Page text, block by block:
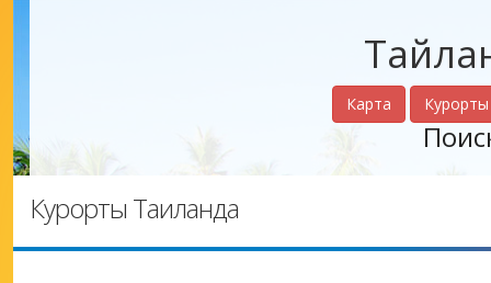
Карта Курорты
Курорты Таиланда